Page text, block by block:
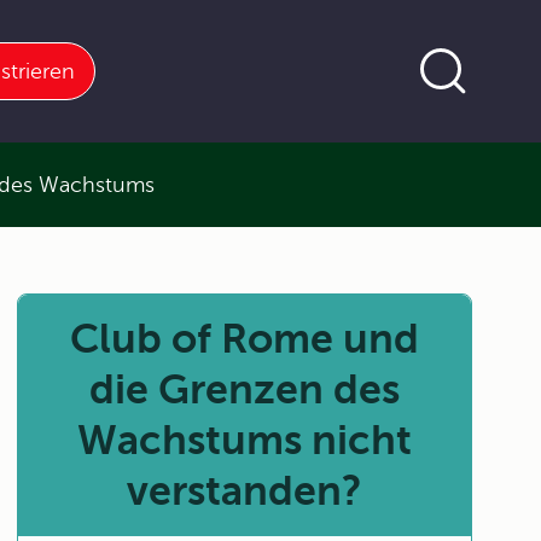
Wachstums
Club of Rome und
die Grenzen des
Wachstums nicht
verstanden?